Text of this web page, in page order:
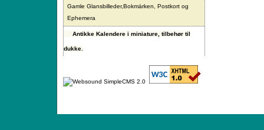
Gamle Glansbilleder,Bokmärken, Postkort og
Ephemera
Antikke Kalendere i miniature, tilbehør til
dukke.